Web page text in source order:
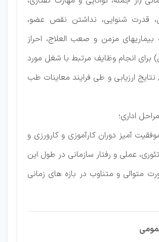
قدرت شنوایی، نداشتن نقص عضو،
بیماریهای مزمن و صعب العلاج، احراز
برای انجام وظایف مرتبط با شغل مورد
ارزیابی و طی فرایند معاینات طب
آمیز دوران کارآموزی و کارورزی و
عملی و رفتار سازمانی در طول این
متوالی و متناوب در بازه های زمانی